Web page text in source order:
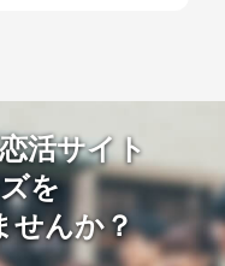
活サイト
を
せんか？